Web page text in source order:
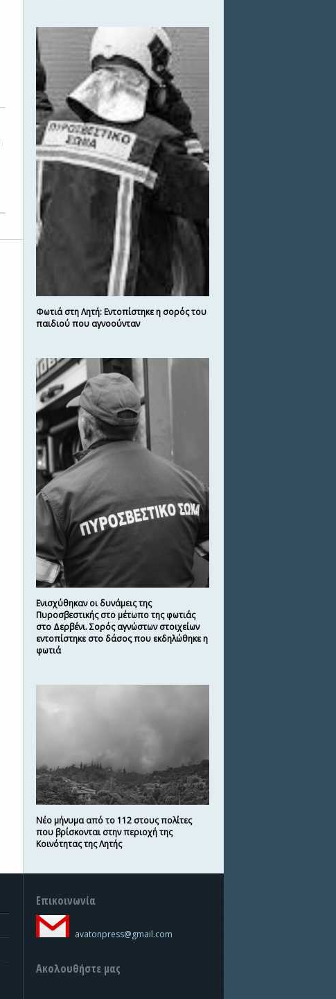
Φωτιά στη Λητή: Eντοπίστηκε η σορός του
παιδιού που αγνοούνταν
Ενισχύθηκαν οι δυνάμεις της
Πυροσβεστικής στο μέτωπο της φωτιάς
στο Δερβένι. Σορός αγνώστων στοιχείων
εντοπίστηκε στο δάσος που εκδηλώθηκε η
φωτιά
Νέο μήνυμα από το 112 στους πολίτες
που βρίσκονται στην περιοχή της
Κοινότητας της Λητής
Επικοινωνία
avatonpress@gmail.com
Ακολουθήστε μας